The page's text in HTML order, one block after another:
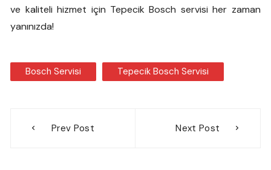
ve kaliteli hizmet için Tepecik Bosch servisi her zaman
yanınızda!
Bosch Servisi Tepecik Bosch Servisi
gezinmesi
Prev Post Next Post